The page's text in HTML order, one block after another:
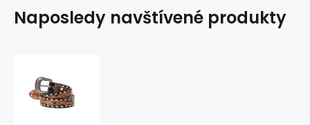
Naposledy navštívené produkty